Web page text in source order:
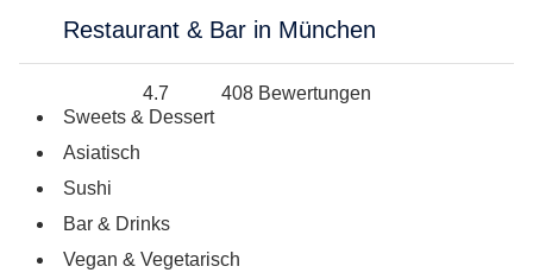
Für alle Geschenk-Gutscheine gilt:
Das ideale Geschenk für alle Anlässe
Restaurant & Bar in München
4.7
408 Bewertungen
Sweets & Dessert
Asiatisch
Sushi
Bar & Drinks
Vegan & Vegetarisch